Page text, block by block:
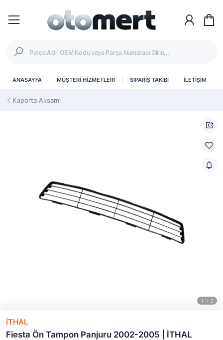
ANASAYFA MÜŞTERİ HİZMETLERİ SİPARİŞ TAKİBİ İLETİŞİM
Kaporta Aksamı
İTHAL
Fiesta Ön Tampon Panjuru 2002-2005 | İTHAL